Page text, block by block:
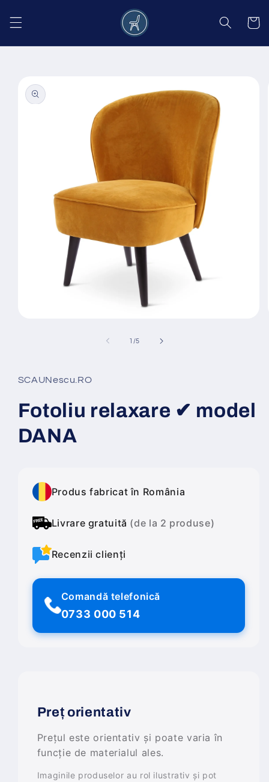
conținut
Coș
informațiile
despre
produs
fereastră
modală
1 /din
5
SCAUNescu.RO
Fotoliu relaxare ✔ model
DANA
Produs fabricat în România
Livrare gratuită (de la 2 produse)
Recenzii clienți
Comandă telefonică
0733 000 514
Preț orientativ
Prețul este orientativ și poate varia în
funcție de materialul ales.
Imaginile produselor au rol ilustrativ și pot